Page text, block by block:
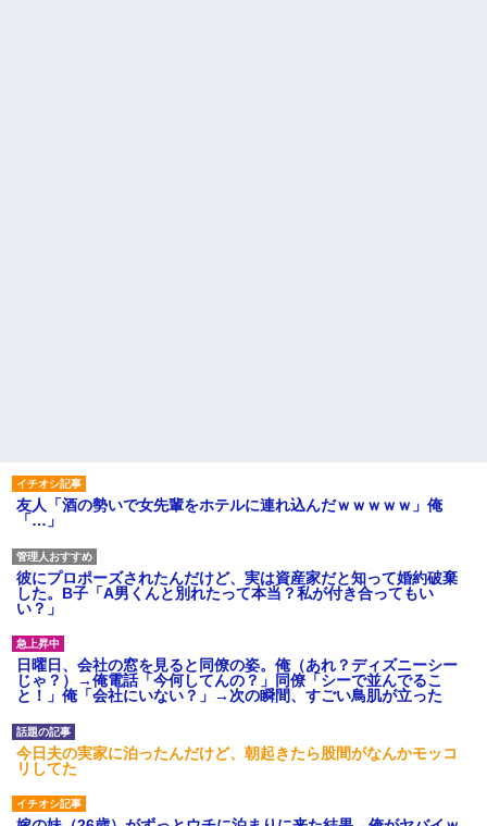
友人「酒の勢いで女先輩をホテルに連れ込んだｗｗｗｗｗ」俺
「…」
彼にプロポーズされたんだけど、実は資産家だと知って婚約破棄
した。B子「A男くんと別れたって本当？私が付き合ってもい
い？」
日曜日、会社の窓を見ると同僚の姿。俺（あれ？ディズニーシー
じゃ？）→俺電話「今何してんの？」同僚「シーで並んでるこ
と！」俺「会社にいない？」→次の瞬間、すごい鳥肌が立った
今日夫の実家に泊ったんだけど、朝起きたら股間がなんかモッコ
リしてた